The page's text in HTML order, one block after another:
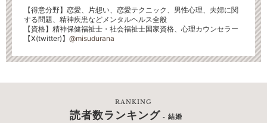
【得意分野】恋愛、片想い、恋愛テクニック、男性心理、夫婦に関
する問題、精神疾患などメンタルヘルス全般
【資格】精神保健福祉士・社会福祉士国家資格、心理カウンセラー
【X(twitter)】 @misudurana
RANKING
読者数ランキング - 結婚